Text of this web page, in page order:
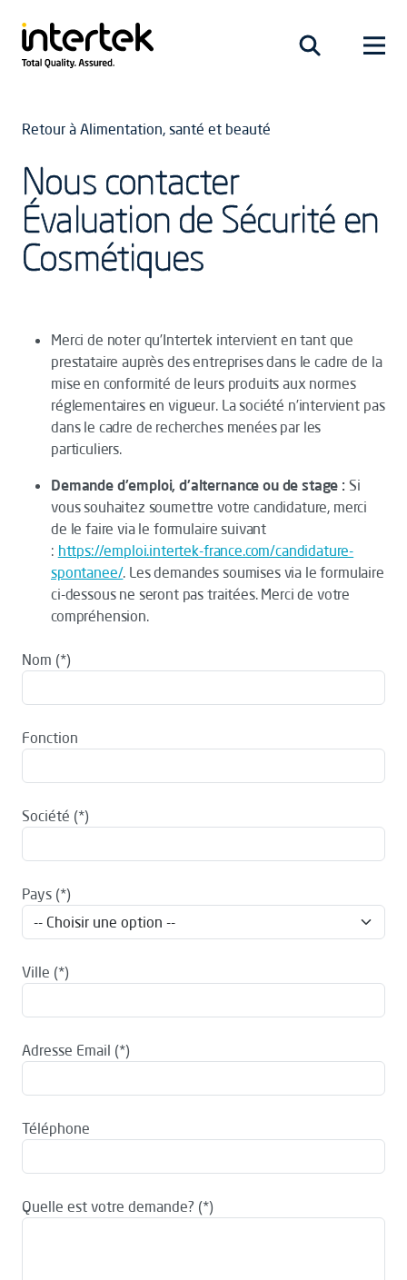
Retour à Alimentation, santé et beauté
Nous contacter
Évaluation de Sécurité en
Cosmétiques
Merci de noter qu’Intertek intervient en tant que
prestataire auprès des entreprises dans le cadre de la
mise en conformité de leurs produits aux normes
réglementaires en vigueur. La société n’intervient pas
dans le cadre de recherches menées par les
particuliers.
Demande d'emploi, d'alternance ou de stage : Si
vous souhaitez soumettre votre candidature, merci
de le faire via le formulaire suivant
: https://emploi.intertek-france.com/candidature-
spontanee/. Les demandes soumises via le formulaire
ci-dessous ne seront pas traitées. Merci de votre
compréhension.
Nom
Fonction
Société
Pays
Ville
Adresse Email
Téléphone
Quelle est votre demande?